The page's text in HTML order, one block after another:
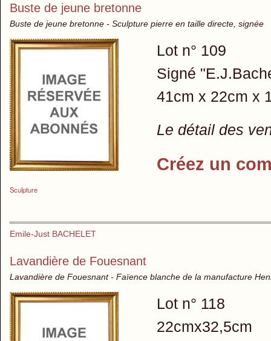
Buste de jeune bretonne
Buste de jeune bretonne - Sculpture pierre en taille directe, signée
Sculpture
Lot n° 109
Signé
41cm x 22cm x
Le détail des
Créez un
Emile-Just BACHELET
Lavandière de Fouesnant
Lavandière de Fouesnant - Faïence blanche de la manufacture
Lot n° 118
22cmx32,5cm